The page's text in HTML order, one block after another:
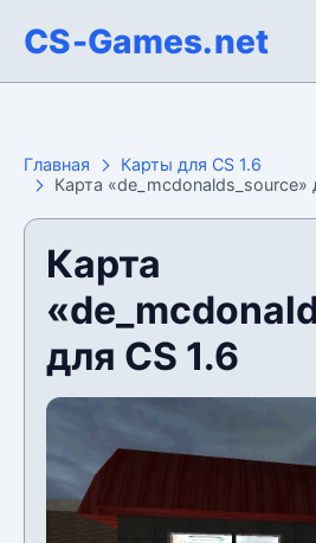
CS-Games.net
Главная
Карты для CS 1.6
Карта «de_mcdonalds_source»
Карта
для CS 1.6